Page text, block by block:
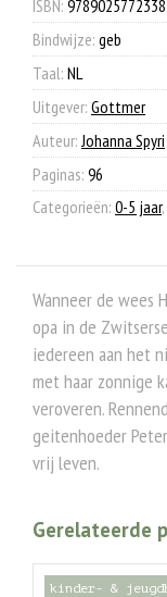
ISBN: 9789025772338
Bindwijze: geb
Taal: NL
Uitgever: Gottmer
Auteur: Johanna Spyri
Paginas: 96
Categorieën: 0-5 jaar,
Wanneer de wees
opa in de
iedereen aan het
met haar zonnige
veroveren.
geitenhoeder
vrij leven.
Gerelateerde
kinder- &